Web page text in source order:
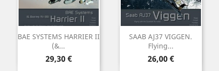
BAE SYSTEMS HARRIER II
(&...
Precio
29,30 €
SAAB AJ37 VIGGEN.
Flying...
Precio
26,00 €